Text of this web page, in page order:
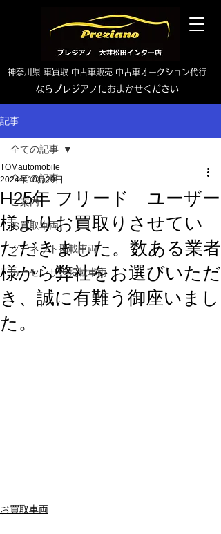
神奈川県 車買取 中古車販売 中古車オークション代行
ならプレジアノにおまかせください
TEL0465-46-6667
記事
全ての記事
ご案内
お買取車両
グーネット掲載車両
カーセンサー掲載車両
全ての記事
H25年 フリード ユーザー
様よりお買取りさせてい
ただきました。数ある業者
様から弊社をお選びいただ
き、誠に有難う御座いまし
た。
TOMautomobile
2024年10月29日
お買取車両